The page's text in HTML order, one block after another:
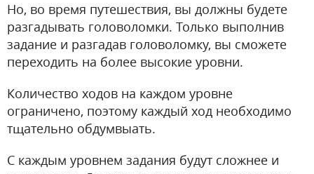
Но, во время путешествия, вы должны будете
разгадывать головоломки. Только выполнив
задание и разгадав головоломку, вы сможете
переходить на более высокие уровни.
Количество ходов на каждом уровне
ограничено, поэтому каждый ход необходимо
тщательно обдумвыать.
С каждым уровнем задания будут сложнее и